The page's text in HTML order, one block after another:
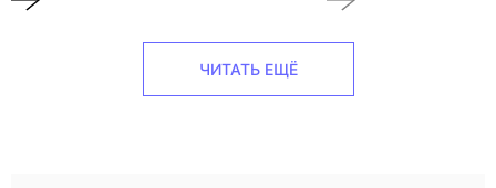
ЧИТАТЬ ЕЩЁ